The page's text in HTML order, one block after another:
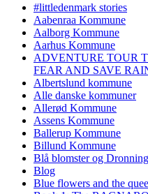
#littledenmark stories
Aabenraa Kommune
Aalborg Kommune
Aarhus Kommune
ADVENTURE TOUR
FEAR AND SAVE
Albertslund kommune
Alle danske kommuner
Allerød Kommune
Assens Kommune
Ballerup Kommune
Billund Kommune
Blå blomster og
Blog
Blue flowers and the